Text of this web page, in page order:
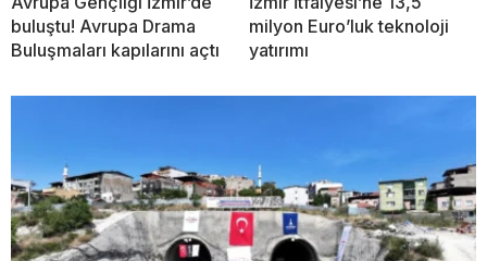
buluştu! Avrupa Drama
Buluşmaları kapılarını açtı
milyon Euro’luk teknoloji
yatırımı